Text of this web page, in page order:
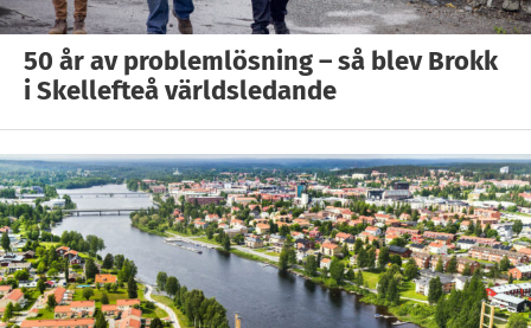
50 år av problemlösning – så blev Brokk
i Skellefteå världsledande